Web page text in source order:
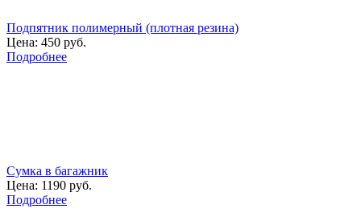
Подпятник полимерный (плотная резина)
Цена: 450 руб.
Подробнее
Сумка в багажник
Цена: 1190 руб.
Подробнее